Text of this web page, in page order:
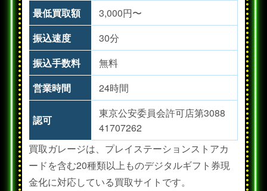
最低買取額
3,000円〜
振込速度
30分
振込手数料
無料
営業時間
24時間
認可
東京公安委員会許可店第3088
41707262
買取ガレージは、プレイステーションストアカ
ードを含む20種類以上ものデジタルギフト券現
金化に対応している買取サイトです。